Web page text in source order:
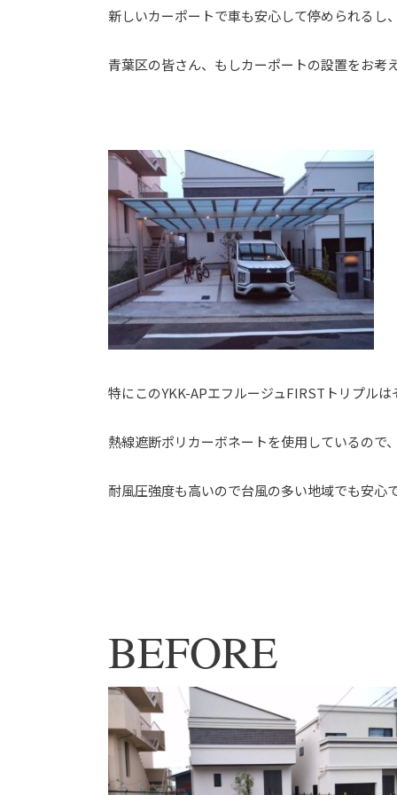
新しいカーポートで車も安心して停められるし
青葉区の皆さん、もしカーポートの設置をお考
特にこのYKK-APエフルージュFIRSTトリプル
熱線遮断ポリカーボネートを使用しているので
耐風圧強度も高いので台風の多い地域でも安心
BEFORE